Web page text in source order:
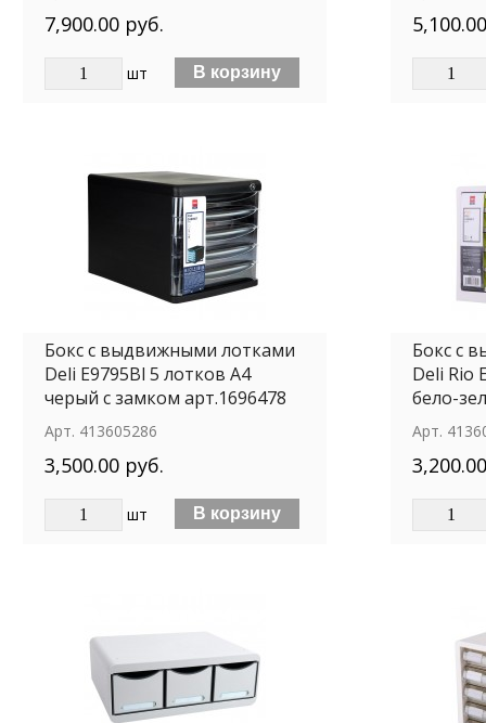
7,900.00 руб.
шт
Бокс с выдвижными лотками
Deli E9795Bl 5 лотков A4
черый с замком арт.1696478
Арт. 413605286
3,500.00 руб.
шт
Бокс с
Deli Rio
бело-
Арт.